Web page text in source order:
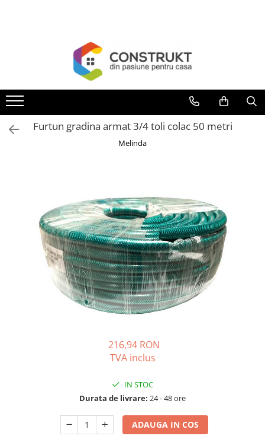
Termoseminee, seminee si sobe
Cazane pe combustibil solid
Cazane pe combustibil gazos/lichid
Radiatoare si convectoare
Incalzire in pardoseala
Panouri radiante si incalzitoare cu
infrarosu
Solutii de curatare si tratare
Schimbatoare de caldura
Pompe de caldura
Incalzitoare pe motorina / gaz
Distribuitoare si butelii de
Pompe de circulatie si accesorii
Furtun gradina armat 3/4 toli colac 50 metri
Melinda
216,94 RON
TVA inclus
IN STOC
Durata de livrare: 24 - 48 ore
ADAUGA IN COS